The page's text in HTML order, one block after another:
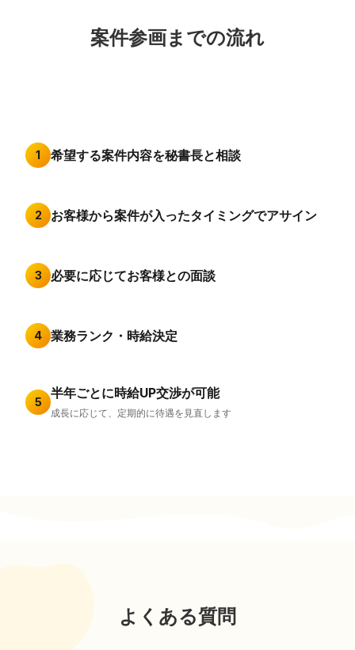
案件参画までの流れ
1 希望する案件内容を秘書長と相談
2 お客様から案件が入ったタイミングでアサイン
3 必要に応じてお客様との面談
4 業務ランク・時給決定
5
半年ごとに時給UP交渉が可能
成長に応じて、定期的に待遇を見直します
よくある質問